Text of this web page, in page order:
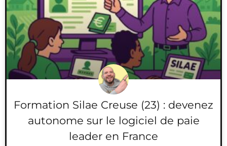
Formation Silae Creuse (23) : devenez
autonome sur le logiciel de paie
leader en France